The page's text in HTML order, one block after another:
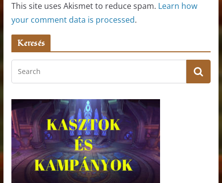
This site uses Akismet to reduce spam. Learn how
your comment data is processed.
Keresés